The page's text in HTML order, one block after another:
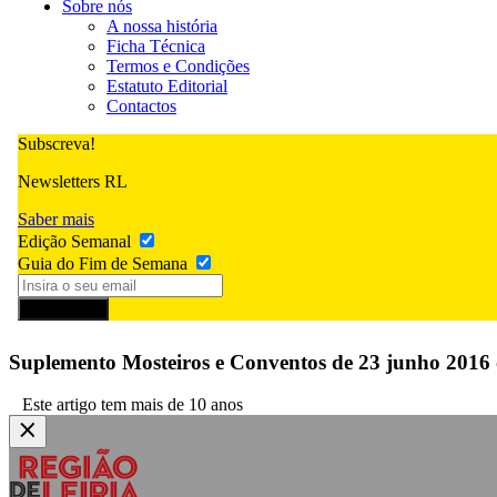
Sobre nós
A nossa história
Ficha Técnica
Termos e Condições
Estatuto Editorial
Contactos
Subscreva!
Newsletters RL
Saber mais
Edição Semanal
Guia do Fim de Semana
Suplemento Mosteiros e Conventos de 23 junho
Este artigo tem mais de 10 anos